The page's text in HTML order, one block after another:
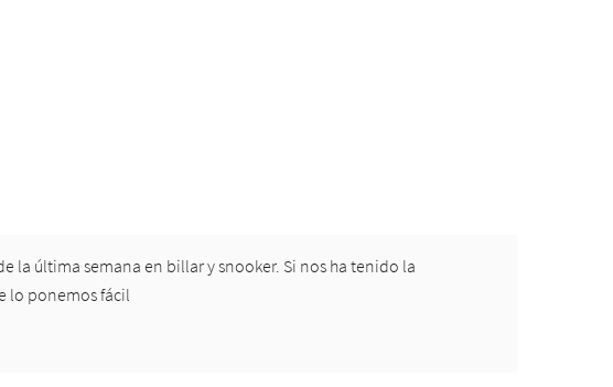
la última semana en billar y snooker. Si nos ha tenido la
lo ponemos fácil